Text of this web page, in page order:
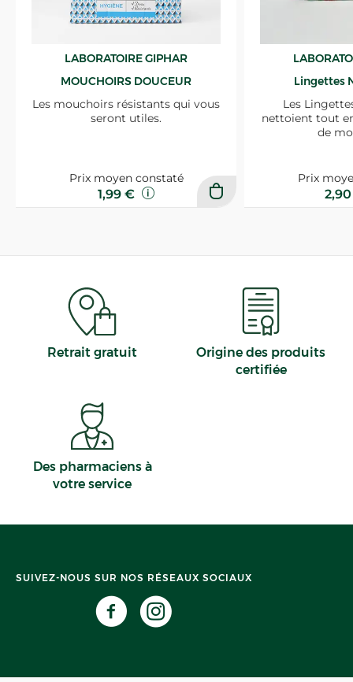
LABORATOIRE GIPHAR
MOUCHOIRS DOUCEUR
Les mouchoirs résistants qui vous
seront utiles.
Prix moyen constaté
1,99 €
Lingettes
Les
nettoient tout
de
Prix
Retrait gratuit
Origine des produits
certifiée
Des pharmaciens à
votre service
SUIVEZ-NOUS SUR NOS RÉSEAUX SOCIAUX